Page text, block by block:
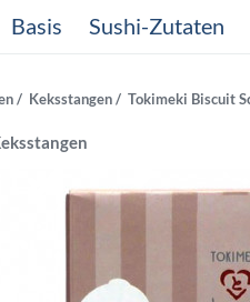
Basis Sushi-Zutaten
Keksstangen Tokimeki Biscuit